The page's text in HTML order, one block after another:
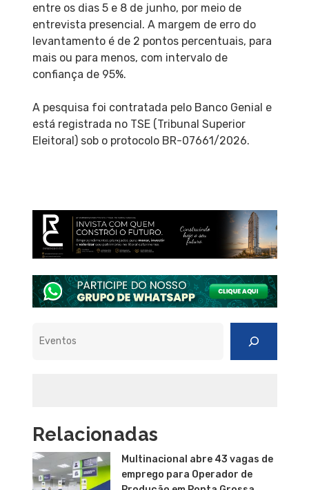
entre os dias 5 e 8 de junho, por meio de
entrevista presencial. A margem de erro do
levantamento é de 2 pontos percentuais, para
mais ou para menos, com intervalo de
confiança de 95%.
A pesquisa foi contratada pelo Banco Genial e
está registrada no TSE (Tribunal Superior
Eleitoral) sob o protocolo BR-07661/2026.
Relacionadas
Multinacional abre 43 vagas de
emprego para Operador de